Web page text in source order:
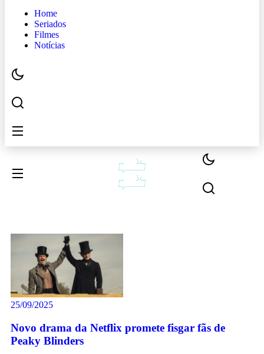
Home
Seriados
Filmes
Notícias
25/09/2025
Novo drama da Netflix promete fisgar fãs de
Peaky Blinders